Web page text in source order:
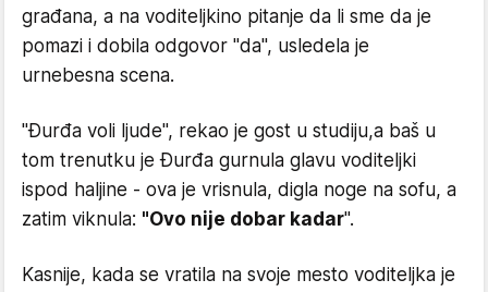
građana, a na voditeljkino pitanje da li sme da je
pomazi i dobila odgovor "da", usledela je
urnebesna scena.
"Đurđa voli ljude", rekao je gost u studiju,a baš u
tom trenutku je Đurđa gurnula glavu voditeljki
ispod haljine - ova je vrisnula, digla noge na sofu, a
zatim viknula: "Ovo nije dobar kadar".
Kasnije, kada se vratila na svoje mesto voditeljka je